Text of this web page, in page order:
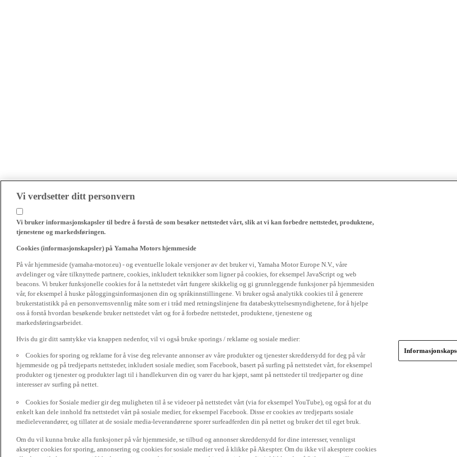
Vi verdsetter ditt personvern
Vi bruker informasjonskapsler til bedre å forstå de som besøker nettstedet vårt, slik at vi kan forbedre nettstedet, produktene,
tjenestene og markedsføringen.
Cookies (informasjonskapsler) på Yamaha Motors hjemmeside
På vår hjemmeside (yamaha-motor.eu) - og eventuelle lokale versjoner av det bruker vi, Yamaha Motor Europe N.V., våre
avdelinger og våre tilknyttede partnere, cookies, inkludert teknikker som ligner på cookies, for eksempel JavaScript og web
beacons. Vi bruker funksjonelle cookies for å la nettstedet vårt fungere skikkelig og gi grunnleggende funksjoner på hjemmesiden
vår, for eksempel å huske påloggingsinformasjonen din og språkinnstillingene. Vi bruker også analytikk cookies til å generere
brukerstatistikk på en personvernsvennlig måte som er i tråd med retningslinjene fra databeskyttelsesmyndighetene, for å hjelpe
oss å forstå hvordan besøkende bruker nettstedet vårt og for å forbedre nettstedet, produktene, tjenestene og
markedsføringsarbeidet.
Hvis du gir ditt samtykke via knappen nedenfor, vil vi også bruke sporings / reklame og sosiale medier:
Cookies for sporing og reklame for å vise deg relevante annonser av våre produkter og tjenester skreddersydd for deg på vår
hjemmeside og på tredjeparts nettsteder, inkludert sosiale medier, som Facebook, basert på surfing på nettstedet vårt, for eksempel
produkter og tjenester og produkter lagt til i handlekurven din og varer du har kjøpt, samt på nettsteder til tredjeparter og dine
interesser av surfing på nettet.
Cookies for Sosiale medier gir deg muligheten til å se videoer på nettstedet vårt (via for eksempel YouTube), og også for at du
enkelt kan dele innhold fra nettstedet vårt på sosiale medier, for eksempel Facebook. Disse er cookies av tredjeparts sosiale
medieleverandører, og tillater at de sosiale media-leverandørene sporer surfeadferden din på nettet og bruker det til eget bruk.
Om du vil kunna bruke alla funksjoner på vår hjemmeside, se tilbud og annonser skreddersydd for dine interesser, vennligst
aksepter cookies for sporing, annonsering og cookies for sosiale medier ved å klikke på Akespter. Om du ikke vil akesptere cookies